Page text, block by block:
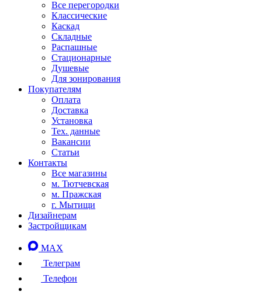
Все перегородки
Классические
Каскад
Складные
Распашные
Стационарные
Душевые
Для зонирования
Покупателям
Оплата
Доставка
Установка
Тех. данные
Вакансии
Статьи
Контакты
Все магазины
м. Тютчевская
м. Пражская
г. Мытищи
Дизайнерам
Застройщикам
MAX
Телеграм
Телефон